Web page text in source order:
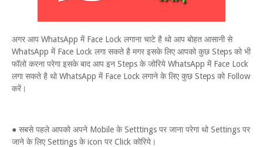
अगर आप WhatsApp में Face Lock लगाना चाटे है थो आप बोहत आसानी से
WhatsApp में Face Lock लगा सकते है मगर इसके लिए आपको कुछ Steps को भी
फॉलो करना परेगा इसके बाद आप इन Steps के जोरिये WhatsApp में Face Lock
लगा सकते है थो WhatsApp में Face Lock लगाने के लिए कुछ Steps को Follow
करें।
● सबसे पहले आपको अपने Mobile के Setttings पर जाना परेगा थो Settings पर
जाने के लिए Settings के icon पर Click कोरिये।